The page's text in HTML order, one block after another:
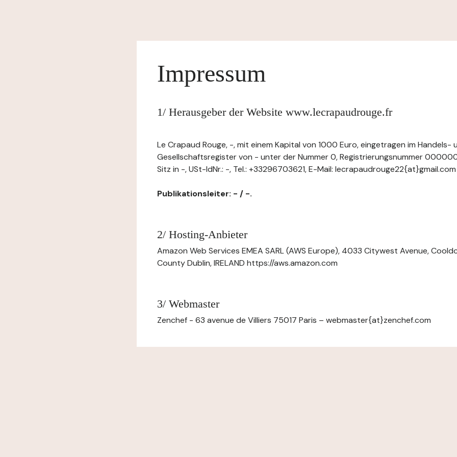
Impressum
1/ Herausgeber der Website www.lecrapaudrouge.fr
Le Crapaud Rouge, -, mit einem Kapital von 1000 Euro, eingetragen im Handels-
Gesellschaftsregister von - unter der Nummer 0, Registrierungsnummer
Sitz in -, USt-IdNr.: -, Tel.: +33296703621, E-Mail: lecrapaudrouge22{at}gmail.com
Publikationsleiter: - / -.
2/ Hosting-Anbieter
Amazon Web Services EMEA SARL (AWS Europe), 4033 Citywest Avenue,
County Dublin, IRELAND https://aws.amazon.com
3/ Webmaster
Zenchef - 63 avenue de Villiers 75017 Paris – webmaster{at}zenchef.com